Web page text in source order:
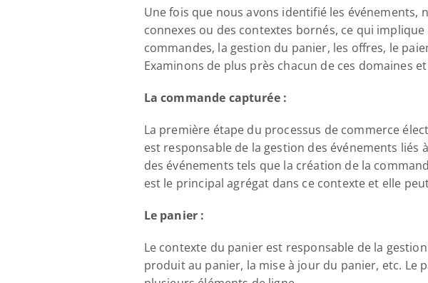
Une fois que nous avons identifié les
connexes ou des contextes bornés, ce qui
commandes, la gestion du panier, les offres, le
Examinons de plus près chacun de ces domaines
La commande capturée :
La première étape du processus de commerce
est responsable de la gestion des événements
des événements tels que la création de la
est le principal agrégat dans ce contexte et elle
Le panier :
Le contexte du panier est responsable de la
produit au panier, la mise à jour du panier, etc. Le